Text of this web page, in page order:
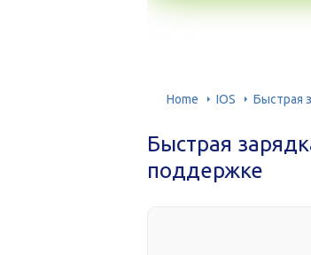
Home IOS Быстрая
Быстрая
поддержке